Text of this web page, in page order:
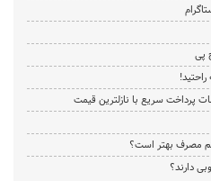
پرداخت سریع با نازلترین قیمت
مصرف بهتر است؟
دارند؟